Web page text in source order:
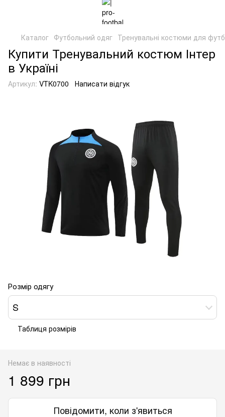
Каталог Футбольний одяг Тренувальні костюми для
Купити Тренувальний костюм Інтер
в Україні
Артикул: VTK0700 Написати відгук
Розмір одягу
S
Таблиця розмірів
Немає в наявності
1 899 грн
Повідомити, коли з'явиться